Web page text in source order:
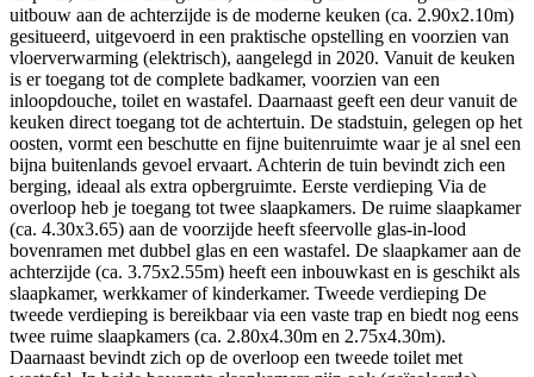
uitbouw aan de achterzijde is de moderne keuken (ca. 2.90x2.10m)
gesitueerd, uitgevoerd in een praktische opstelling en voorzien van
vloerverwarming (elektrisch), aangelegd in 2020. Vanuit de keuken
is er toegang tot de complete badkamer, voorzien van een
inloopdouche, toilet en wastafel. Daarnaast geeft een deur vanuit de
keuken direct toegang tot de achtertuin. De stadstuin, gelegen op het
oosten, vormt een beschutte en fijne buitenruimte waar je al snel een
bijna buitenlands gevoel ervaart. Achterin de tuin bevindt zich een
berging, ideaal als extra opbergruimte. Eerste verdieping Via de
overloop heb je toegang tot twee slaapkamers. De ruime slaapkamer
(ca. 4.30x3.65) aan de voorzijde heeft sfeervolle glas-in-lood
bovenramen met dubbel glas en een wastafel. De slaapkamer aan de
achterzijde (ca. 3.75x2.55m) heeft een inbouwkast en is geschikt als
slaapkamer, werkkamer of kinderkamer. Tweede verdieping De
tweede verdieping is bereikbaar via een vaste trap en biedt nog eens
twee ruime slaapkamers (ca. 2.80x4.30m en 2.75x4.30m).
Daarnaast bevindt zich op de overloop een tweede toilet met